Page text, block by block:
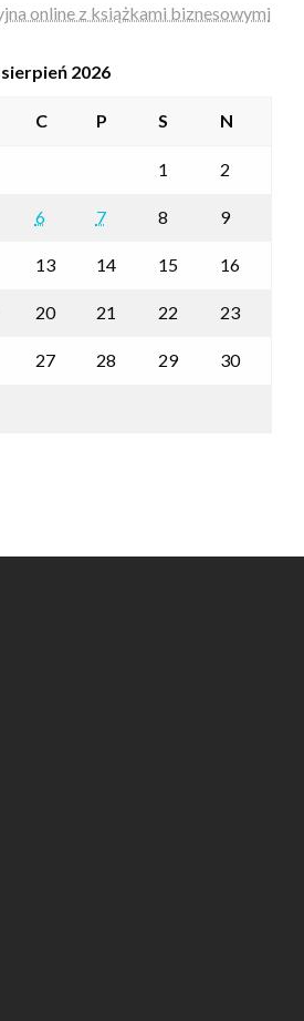
online z książkami biznesowymi
sierpień 2026
C P S N
1 2
6 7 8 9
13 14 15 16
20 21 22 23
27 28 29 30